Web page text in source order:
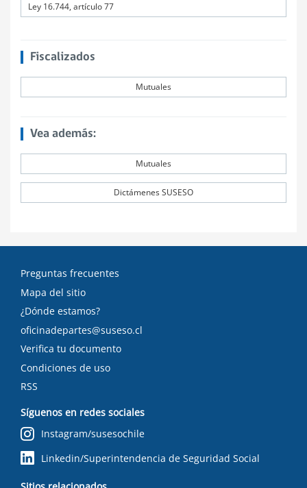
Ley 16.744, artículo 77
Fiscalizados
Mutuales
Vea además:
Mutuales
Dictámenes SUSESO
Preguntas frecuentes
Mapa del sitio
¿Dónde estamos?
oficinadepartes@suseso.cl
Verifica tu documento
Condiciones de uso
RSS
Síguenos en redes sociales
Instagram/susesochile
Linkedin/Superintendencia de Seguridad Social